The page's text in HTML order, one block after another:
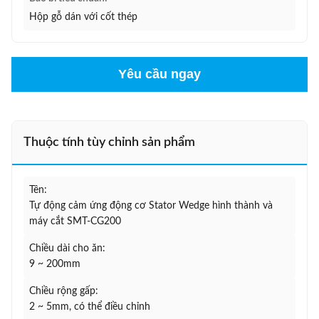
Hộp gỗ dán với cốt thép
Yêu cầu ngay
Thuộc tính tùy chỉnh sản phẩm
Tên:
Tự động cảm ứng động cơ Stator Wedge hình thành và
máy cắt SMT-CG200
Chiều dài cho ăn:
9 ~ 200mm
Chiều rộng gấp:
2 ~ 5mm, có thể điều chỉnh